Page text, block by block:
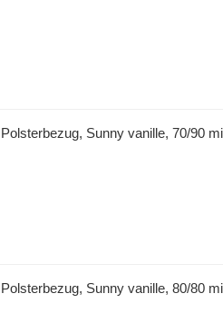
Polsterbezug, Sunny vanille, 70/90
Polsterbezug, Sunny vanille, 80/80